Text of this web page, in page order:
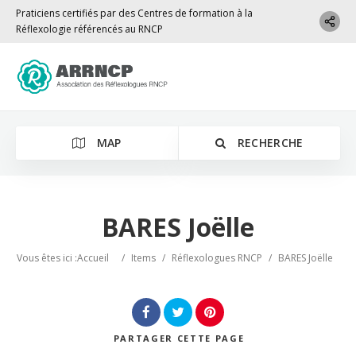
Praticiens certifiés par des Centres de formation à la
Réflexologie référencés au RNCP
MAP RECHERCHE
Localisation
BARES Joëlle
Vous êtes ici :Accueil / Items / Réflexologues RNCP / BARES Joëlle
PARTAGER CETTE PAGE